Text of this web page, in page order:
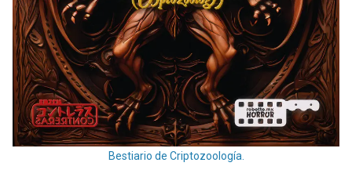
Bestiario de Criptozoología.